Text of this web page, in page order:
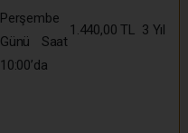
Perşembe
Günü Saat
10:00’da
1.440,00 TL 3 Yıl